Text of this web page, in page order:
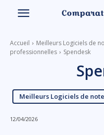
Accueil
Meilleurs Logiciels de
professionnelles
Spendesk
Meilleurs Logiciels de
12/04/2026